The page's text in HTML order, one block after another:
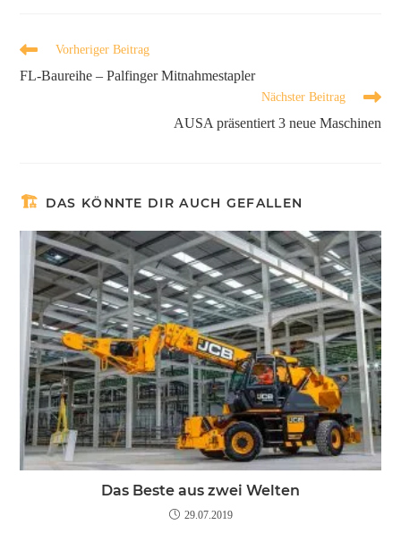
Vorheriger Beitrag
FL-Baureihe – Palfinger Mitnahmestapler
Nächster Beitrag
AUSA präsentiert 3 neue Maschinen
DAS KÖNNTE DIR AUCH GEFALLEN
Das Beste aus zwei Welten
29.07.2019